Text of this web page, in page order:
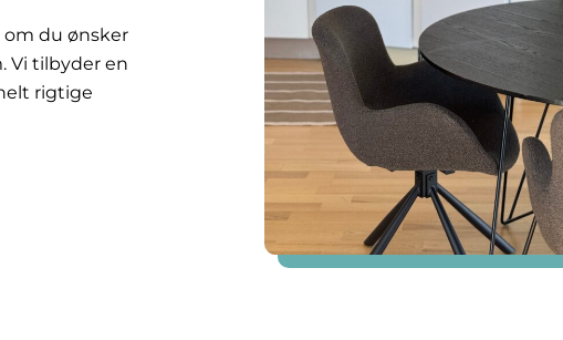
om du ønsker
Vi tilbyder en
rigtige